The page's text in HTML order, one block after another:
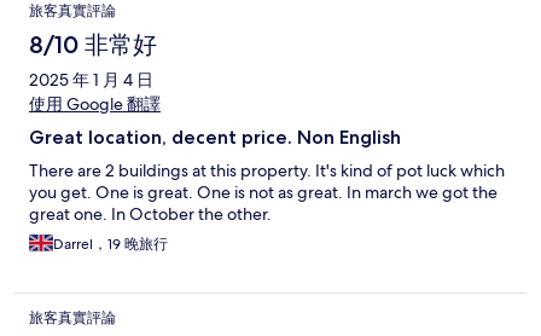
旅客真實評論
8/10 非常好
2025 年 1 月 4 日
使用 Google 翻譯
Great location, decent price. Non English
There are 2 buildings at this property. It's kind of pot luck which
you get. One is great. One is not as great. In march we got the
great one. In October the other.
Darrel，19 晚旅行
旅客真實評論